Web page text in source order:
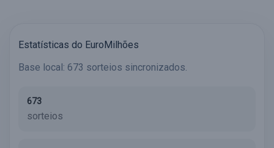
Estatísticas do EuroMilhões
Base local: 673 sorteios sincronizados.
673
sorteios